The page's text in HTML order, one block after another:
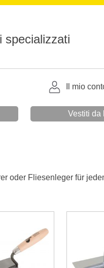
specializzati
Il mio
Vestiti da
oder Fliesenleger für